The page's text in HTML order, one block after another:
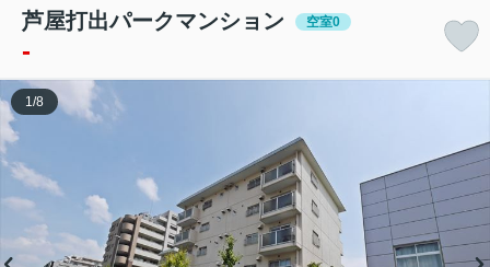
芦屋打出パークマンション 空室0
-
1/8